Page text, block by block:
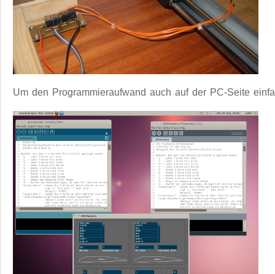
Um den Programmieraufwand auch auf der PC-Seite